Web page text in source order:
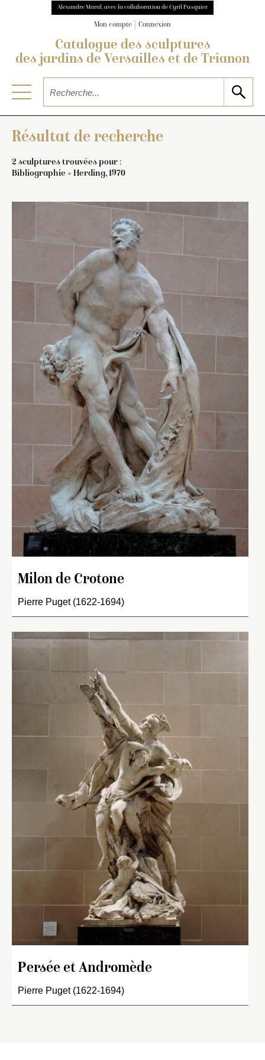
Alexandre Maral, avec la collaboration de Cyril Pasquier
Mon compte Connexion
Catalogue des sculptures
des jardins de Versailles et de Trianon
Résultat de recherche
2 sculptures trouvées pour :
Bibliographie = Herding, 1970
Milon de Crotone
Pierre Puget (1622-1694)
Persée et Andromède
Pierre Puget (1622-1694)